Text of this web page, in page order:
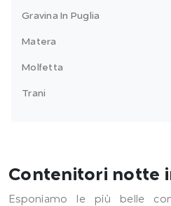
Gravina In Puglia
Matera
Molfetta
Trani
Contenitori notte
Esponiamo le più belle